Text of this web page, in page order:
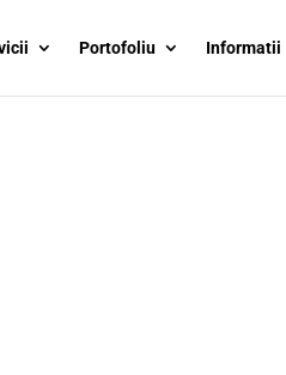
Portofoliu Informatii